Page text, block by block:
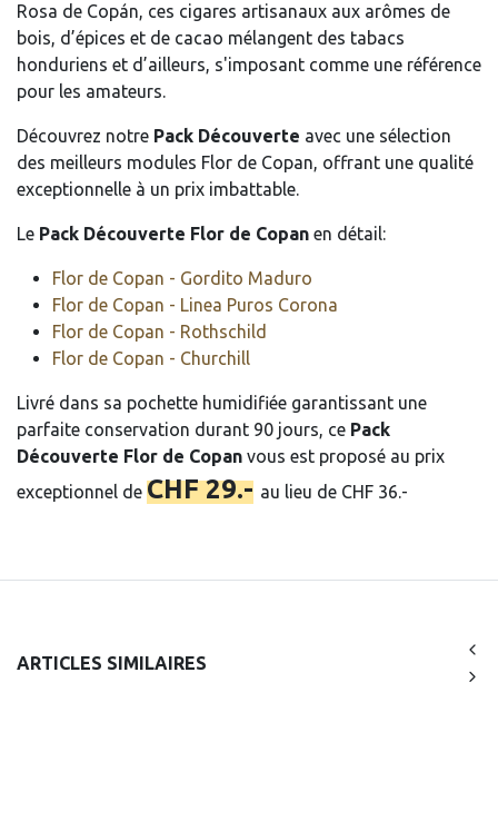
Rosa de Copán, ces cigares artisanaux aux arômes de
bois, d’épices et de cacao mélangent des tabacs
honduriens et d’ailleurs, s'imposant comme une référence
pour les amateurs.
Découvrez notre Pack Découverte avec une sélection
des meilleurs modules Flor de Copan, offrant une qualité
exceptionnelle à un prix imbattable.
Le Pack Découverte Flor de Copan en détail:
Flor de Copan - Gordito Maduro
Flor de Copan - Linea Puros Corona
Flor de Copan - Rothschild
Flor de Copan - Churchill
Livré dans sa pochette humidifiée garantissant une
parfaite conservation durant 90 jours, ce Pack
Découverte Flor de Copan vous est proposé au prix
exceptionnel de CHF 29.- au lieu de CHF 36.-
ARTICLES SIMILAIRES